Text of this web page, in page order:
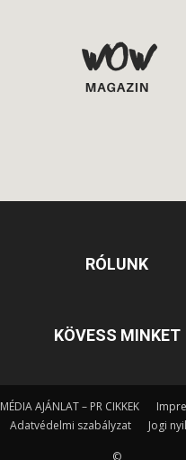
RÓLUNK
KÖVESS MINKET
MÉDIA AJÁNLAT – PR CIKKEK
Adatvédelmi szabályzat
Jogi
©